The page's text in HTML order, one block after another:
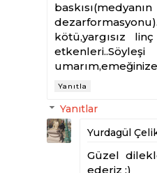
kötü,yargısız
umarım,emeğinize
Yanıtla
Yanıtlar
Yurdagül
Güzel
ederiz :)